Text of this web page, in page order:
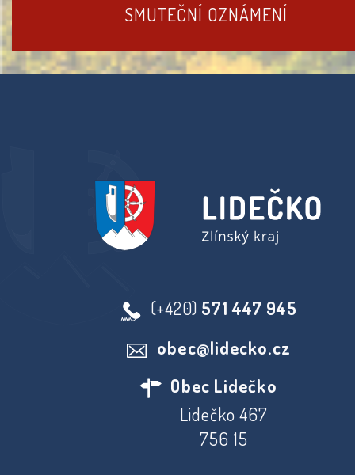
SMUTEČNÍ OZNÁMENÍ
(+420) 571 447 945
obec@lidecko.cz
Obec Lidečko
Lidečko 467
756 15